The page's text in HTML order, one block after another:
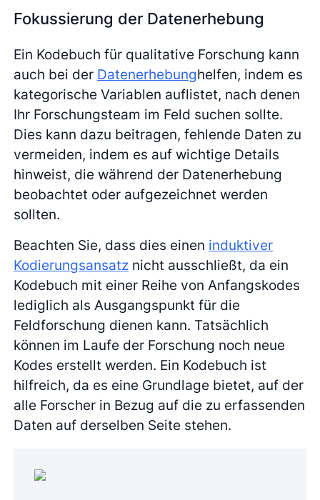
Fokussierung der Datenerhebung
Ein Kodebuch für qualitative Forschung kann
auch bei der Datenerhebunghelfen, indem es
kategorische Variablen auflistet, nach denen
Ihr Forschungsteam im Feld suchen sollte.
Dies kann dazu beitragen, fehlende Daten zu
vermeiden, indem es auf wichtige Details
hinweist, die während der Datenerhebung
beobachtet oder aufgezeichnet werden
sollten.
Beachten Sie, dass dies einen induktiver
Kodierungsansatz nicht ausschließt, da ein
Kodebuch mit einer Reihe von Anfangskodes
lediglich als Ausgangspunkt für die
Feldforschung dienen kann. Tatsächlich
können im Laufe der Forschung noch neue
Kodes erstellt werden. Ein Kodebuch ist
hilfreich, da es eine Grundlage bietet, auf der
alle Forscher in Bezug auf die zu erfassenden
Daten auf derselben Seite stehen.